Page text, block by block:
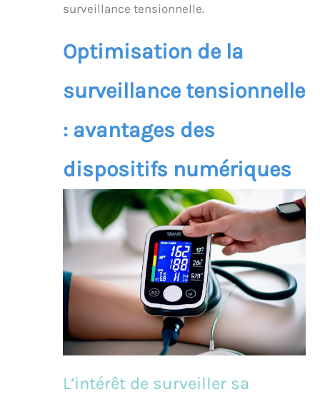
surveillance tensionnelle.
Optimisation de la
surveillance tensionnelle
: avantages des
dispositifs numériques
L’intérêt de surveiller sa